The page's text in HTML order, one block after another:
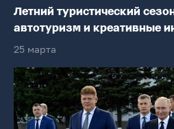
Летний туристический
автотуризм и креативные
25 марта